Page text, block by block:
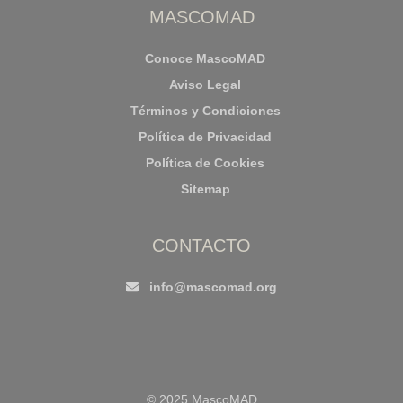
MASCOMAD
Conoce MascoMAD
Aviso Legal
Términos y Condiciones
Política de Privacidad
Política de Cookies
Sitemap
CONTACTO
info@mascomad.org
© 2025 MascoMAD